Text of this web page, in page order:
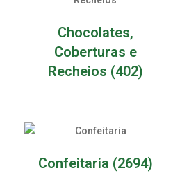
Chocolates,
Coberturas e
Recheios (402)
Confeitaria (2694)